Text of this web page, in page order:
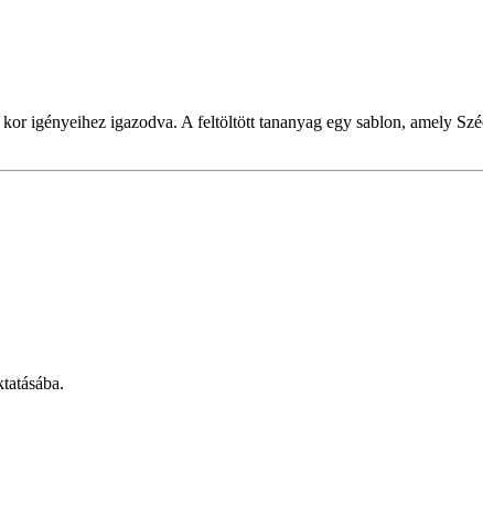
igényeihez igazodva. A feltöltött tananyag egy sablon, amely